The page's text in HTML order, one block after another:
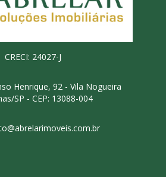
CRECI: 24027-J
Henrique, 92 - Vila Nogueira
SP - CEP: 13088-004